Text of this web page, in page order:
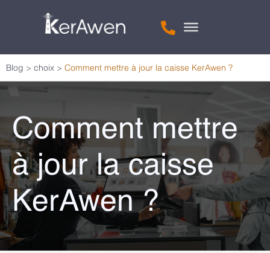
Blog > choix > Comment mettre à jour la caisse KerAwen ?
Comment mettre
à jour la caisse
KerAwen ?